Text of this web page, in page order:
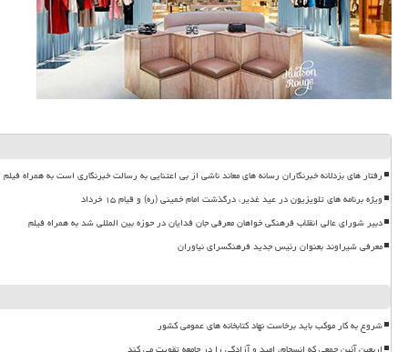
رفتار های بزدلانه خبرنگاران رسانه های معاند ناشی از بی اعتنایی به رسالت خبرنگاری است به همراه فیلم
ویژه برنامه های تلویزیون در عید غدیر، درگذشت امام خمینی (ره) و قیام ۱۵ خرداد
دبیر شورای عالی انقلاب فرهنگی خواهان معرفی جان فدایان در حوزه بین المللی شد به همراه فیلم
معرفی شیراوند بعنوان رئیس جدید فرهنگسرای نیاوران
شروع به کار موکب باید برخاست نهاد کتابخانه های عمومی کشور